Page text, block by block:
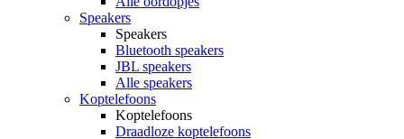
Speakers
Speakers
Bluetooth speakers
JBL speakers
Alle speakers
Koptelefoons
Koptelefoons
Draadloze koptelefoons